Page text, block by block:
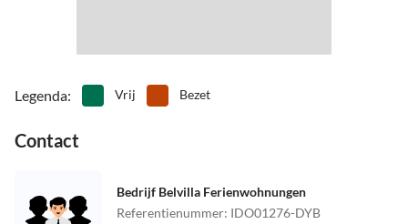
Legenda: Vrij Bezet
Contact
Bedrijf Belvilla Ferienwohnungen
Referentienummer: IDO01276-DYB